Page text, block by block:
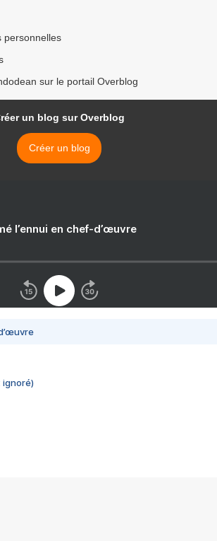
personnelles
sur le portail Overblog
un blog sur Overblog
Créer un blog
l’ennui en chef-d’œuvre
ignoré)